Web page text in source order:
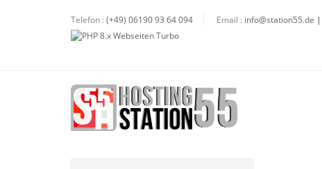
Telefon : (+49) 06190 93 64 094 Email : info@station55.de |